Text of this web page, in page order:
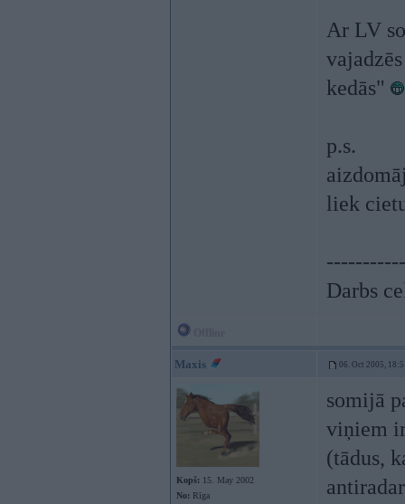
Ar LV
kedās"
p.s.
liek
Darbs
Maxis 06. Oct 2005,
Kopš: 15. May 2002
No: Rīga
somijā
viņiem
(tādus,